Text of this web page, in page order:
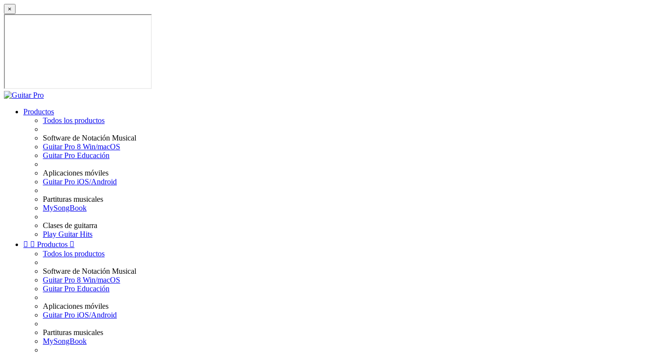
×
Productos
Todos los productos
Software de Notación Musical
Guitar Pro 8 Win/macOS
Guitar Pro Educación
Aplicaciones móviles
Guitar Pro iOS/Android
Partituras musicales
MySongBook
Clases de guitarra
Play Guitar Hits
  Productos 
Todos los productos
Software de Notación Musical
Guitar Pro 8 Win/macOS
Guitar Pro Educación
Aplicaciones móviles
Guitar Pro iOS/Android
Partituras musicales
MySongBook